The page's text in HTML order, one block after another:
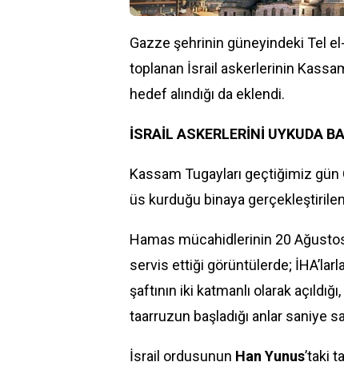
Gazze şehrinin güneyindeki Tel
toplanan İsrail askerlerinin
hedef alındığı da eklendi.
İSRAİL ASKERLERİNİ UYKUDA
Kassam Tugayları geçtiğimiz gün
üs kurduğu binaya
Hamas mücahidlerinin 20
servis ettiği görüntülerde;
şaftının iki katmanlı olarak
taarruzun başladığı anlar saniye
İsrail ordusunun Han Yunus’taki